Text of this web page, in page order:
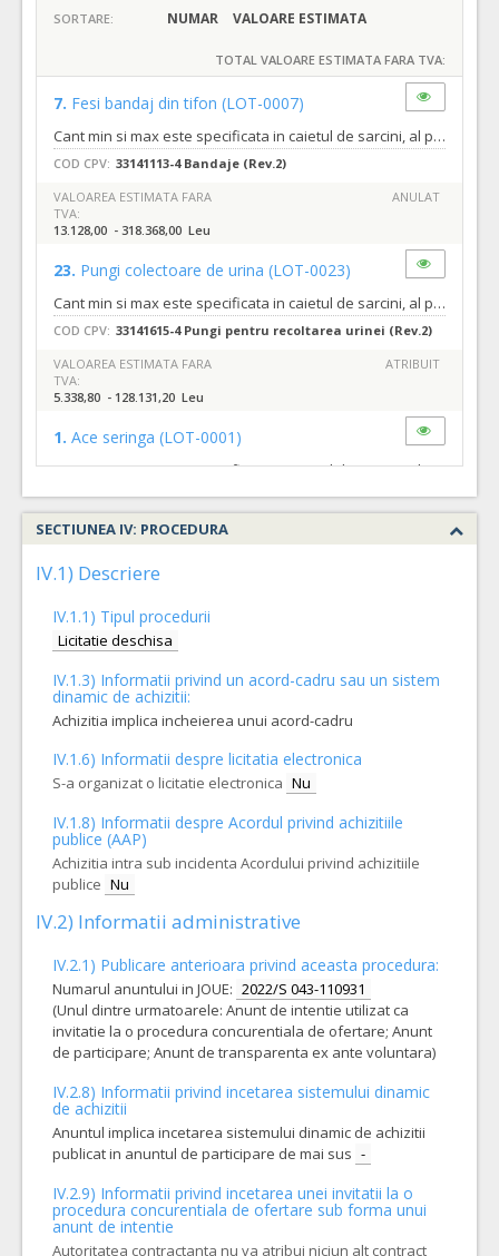
SORTARE: NUMAR VALOARE ESTIMATA
TOTAL VALOARE ESTIMATA FARA TVA:
7. Fesi bandaj din tifon (LOT-0007)
Cant min si max este specificata in caietul de sarcini, al prezentei documentatii.
COD CPV: 33141113-4 Bandaje (Rev.2)
VALOAREA ESTIMATA FARA
TVA:
13.128,00 - 318.368,00 Leu
ANULAT
23. Pungi colectoare de urina (LOT-0023)
Cant min si max este specificata in caietul de sarcini, al prezentei documentatii.
COD CPV: 33141615-4 Pungi pentru recoltarea urinei (Rev.2)
VALOAREA ESTIMATA FARA
TVA:
5.338,80 - 128.131,20 Leu
ATRIBUIT
1. Ace seringa (LOT-0001)
Cant min si max este specificata in caietul de sarcini, al prezentei documentatii.
COD CPV: 33141320-9 Ace medicale (Rev.2)
VALOAREA ESTIMATA FARA
TVA:
1.926,00 - 157.849,20 Leu
VALOAREA ESTIMATA FARA
TVA:
2.280,00 - 58.596,00 Leu
14. Seringi 100 ml tip guyon(LOT-0014)
COD CPV: 33141310-6 Seringi (Rev.2)
VALOAREA ESTIMATA FARA
TVA:
8.400,00 - 217.280,00 Leu
ATRIBUIT
10.
Cant min si max este specificata in caietul de sarcini, al prezentei documentatii.
COD CPV: 33141310-6 Seringi (Rev.2)
VALOAREA ESTIMATA FARA
TVA:
17.487,00 - 423.400,00 Leu
ATRIBUIT
13. Seringi insulina 100 ui(LOT-0013)
COD CPV:
33141310-6 Seringi (Rev.2)
VALOAREA ESTIMATA FARA
TVA:
2.160,00 - 57.504,00 Leu
ATRIBUIT
SECTIUNEA IV: PROCEDURA
IV.1) Descriere
IV.1.1) Tipul procedurii
Licitatie deschisa
IV.1.3) Informatii privind un acord-cadru sau un sistem
dinamic de achizitii:
Achizitia implica incheierea unui acord-cadru
IV.1.6) Informatii despre licitatia electronica
S-a organizat o licitatie electronica Nu
IV.1.8) Informatii despre Acordul privind achizitiile
publice (AAP)
Achizitia intra sub incidenta Acordului privind achizitiile
publice Nu
IV.2) Informatii administrative
IV.2.1) Publicare anterioara privind aceasta procedura:
Numarul anuntului in JOUE: 2022/S 043-110931
(Unul dintre urmatoarele: Anunt de intentie utilizat ca
invitatie la o procedura concurentiala de ofertare; Anunt
de participare; Anunt de transparenta ex ante voluntara)
IV.2.8) Informatii privind incetarea sistemului dinamic
de achizitii
Anuntul implica incetarea sistemului dinamic de achizitii
publicat in anuntul de participare de mai sus -
IV.2.9) Informatii privind incetarea unei invitatii la o
procedura concurentiala de ofertare sub forma unui
anunt de intentie
Autoritatea contractanta nu va atribui niciun alt contract